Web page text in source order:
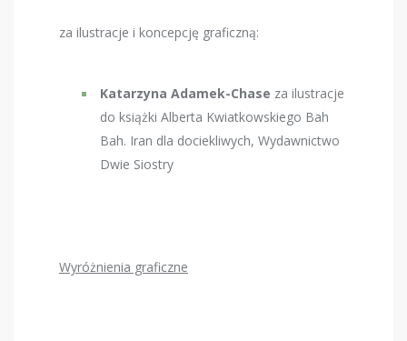
za ilustracje i koncepcję graficzną:
Katarzyna Adamek-Chase za ilustracje
do książki Alberta Kwiatkowskiego Bah
Bah. Iran dla dociekliwych, Wydawnictwo
Dwie Siostry
Wyróżnienia graficzne